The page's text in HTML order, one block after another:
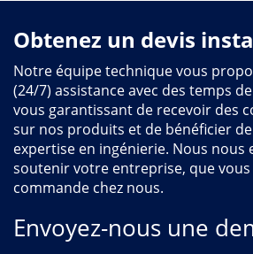
Obtenez un devis
Notre équipe technique vous
(24/7) assistance avec des temps
vous garantissant de recevoir des
sur nos produits et de bénéficier
expertise en ingénierie. Nous nous
soutenir votre entreprise, que
commande chez nous.
Envoyez-nous une